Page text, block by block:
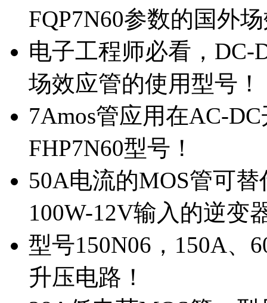
FQP7N60参数的国外
电子工程师必看，DC-
场效应管的使用型号！
7Amos管应用在AC-
FHP7N60型号！
50A电流的MOS管可
100W-12V输入的逆变
型号150N06，150A、
升压电路！